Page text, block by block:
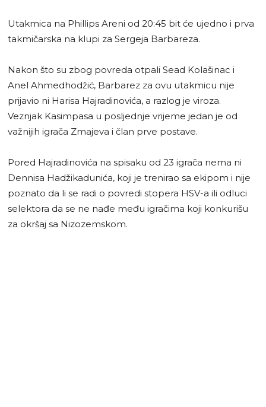
Utakmica na Phillips Areni od 20:45 bit će ujedno i prva
takmičarska na klupi za Sergeja Barbareza.
Nakon što su zbog povreda otpali Sead Kolašinac i
Anel Ahmedhodžić, Barbarez za ovu utakmicu nije
prijavio ni Harisa Hajradinovića, a razlog je viroza.
Veznjak Kasimpasa u posljednje vrijeme jedan je od
važnijih igrača Zmajeva i član prve postave.
Pored Hajradinovića na spisaku od 23 igrača nema ni
Dennisa Hadžikadunića, koji je trenirao sa ekipom i nije
poznato da li se radi o povredi stopera HSV-a ili odluci
selektora da se ne nađe među igračima koji konkurišu
za okršaj sa Nizozemskom.